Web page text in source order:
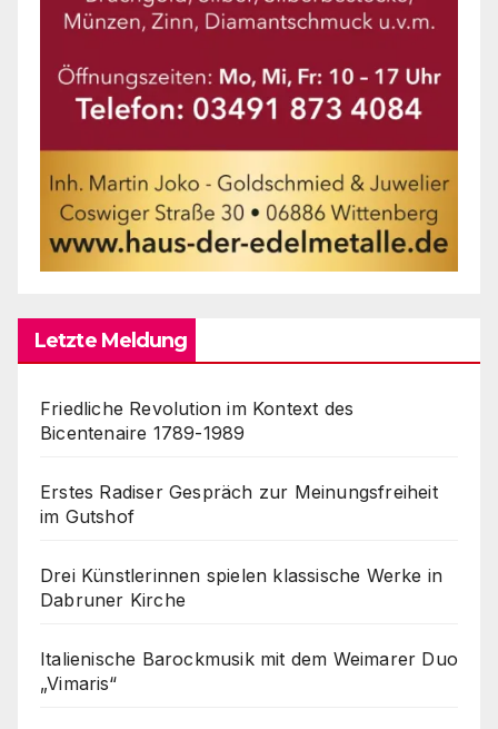
Letzte Meldung
Friedliche Revolution im Kontext des
Bicentenaire 1789-1989
Erstes Radiser Gespräch zur Meinungsfreiheit
im Gutshof
Drei Künstlerinnen spielen klassische Werke in
Dabruner Kirche
Italienische Barockmusik mit dem Weimarer Duo
„Vimaris“